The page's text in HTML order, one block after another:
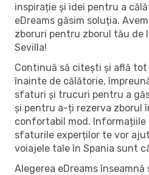
inspirație și idei pentru a
eDreams găsim soluția.
zboruri pentru zborul tău de
Sevilla!
Continuă să citești și află
înainte de călătorie,
sfaturi și trucuri pentru a
și pentru a-ți rezerva zborul
confortabil mod. Informațiile
sfaturile experților te vor
voiajele tale în Spania sunt
Alegerea eDreams